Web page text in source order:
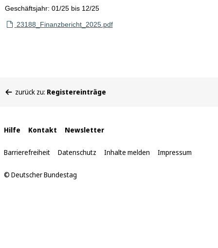
Geschäftsjahr: 01/25 bis 12/25
23188_Finanzbericht_2025.pdf
befinden
zurück zu: Registereinträge
Interne
Links
Hilfe Kontakt Newsletter
Barrierefreiheit Datenschutz Inhalte melden Impressum
© Deutscher Bundestag